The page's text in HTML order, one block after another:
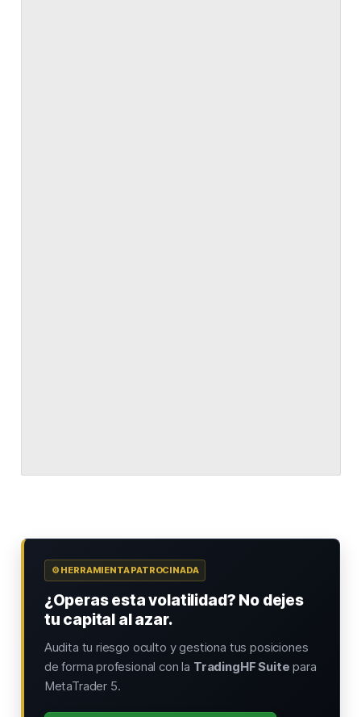
⚙️ HERRAMIENTA PATROCINADA
¿Operas esta volatilidad? No dejes
tu capital al azar.
Audita tu riesgo oculto y gestiona tus posiciones
de forma profesional con la TradingHF Suite para
MetaTrader 5.